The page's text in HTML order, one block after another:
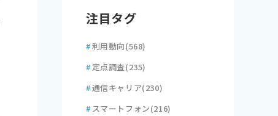
注目タグ
#利用動向(568)
# 定点調査(235)
#通信キャリア(230)
# スマートフォン(216)